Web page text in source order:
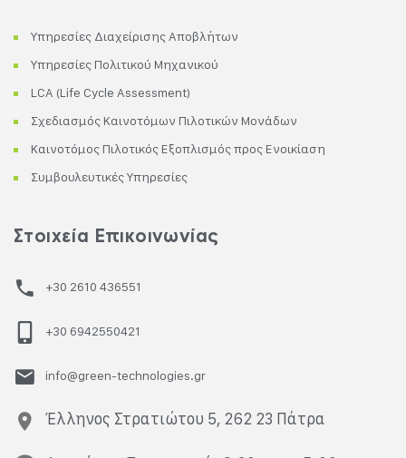
Υπηρεσίες Διαχείρισης Αποβλήτων
Υπηρεσίες Πολιτικού Μηχανικού
LCA (Life Cycle Assessment)
Σχεδιασμός Καινοτόμων Πιλοτικών Μονάδων
Καινοτόμος Πιλοτικός Εξοπλισμός προς Ενοικίαση
Συμβουλευτικές Υπηρεσίες
Στοιχεία Επικοινωνίας
+30 2610 436551
+30 6942550421
info@green-technologies.gr
Έλληνος Στρατιώτου 5, 262 23 Πάτρα